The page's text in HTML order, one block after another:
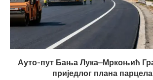
Ауто-пут Бања Лука–Мркоњић
приједлог плана